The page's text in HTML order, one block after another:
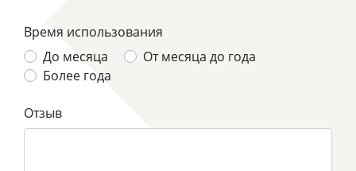
Время использования
До месяца
От месяца до года
Более года
Отзыв